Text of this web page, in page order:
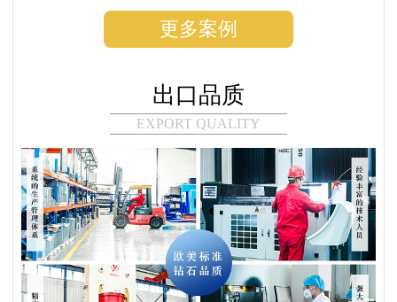
更多案例
出口品质
EXPORT QUALITY